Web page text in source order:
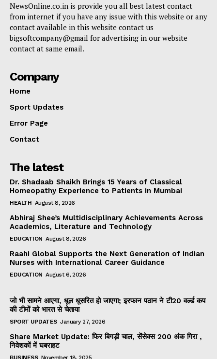
NewsOnline.co.in is provide you all best latest contact
from internet if you have any issue with this website or any
contact available in this website contact us
bigsoftcompany@gmail for advertising in our website
contact at same email.
Company
Home
Sport Updates
Error Page
Contact
The latest
Dr. Shadaab Shaikh Brings 15 Years of Classical
Homeopathy Experience to Patients in Mumbai
HEALTH August 8, 2026
Abhiraj Shee’s Multidisciplinary Achievements Across
Academics, Literature and Technology
EDUCATION August 8, 2026
Raahi Global Supports the Next Generation of Indian
Nurses with International Career Guidance
EDUCATION August 6, 2026
जो भी सामने आएगा, धूल धूसरित हो जाएगा; इरफान पठान ने टी20 वर्ल्ड कप
की टीमों को भारत से चेताया
SPORT UPDATES January 27, 2026
Share Market Update: फिर बिगड़ी चाल, सेंसेक्स 200 अंक गिरा ,
निवेशकों में घबराहट
BUSINESS November 18, 2025